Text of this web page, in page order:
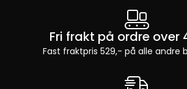
Fri frakt på ordre over
Fast fraktpris 529,- på alle andre